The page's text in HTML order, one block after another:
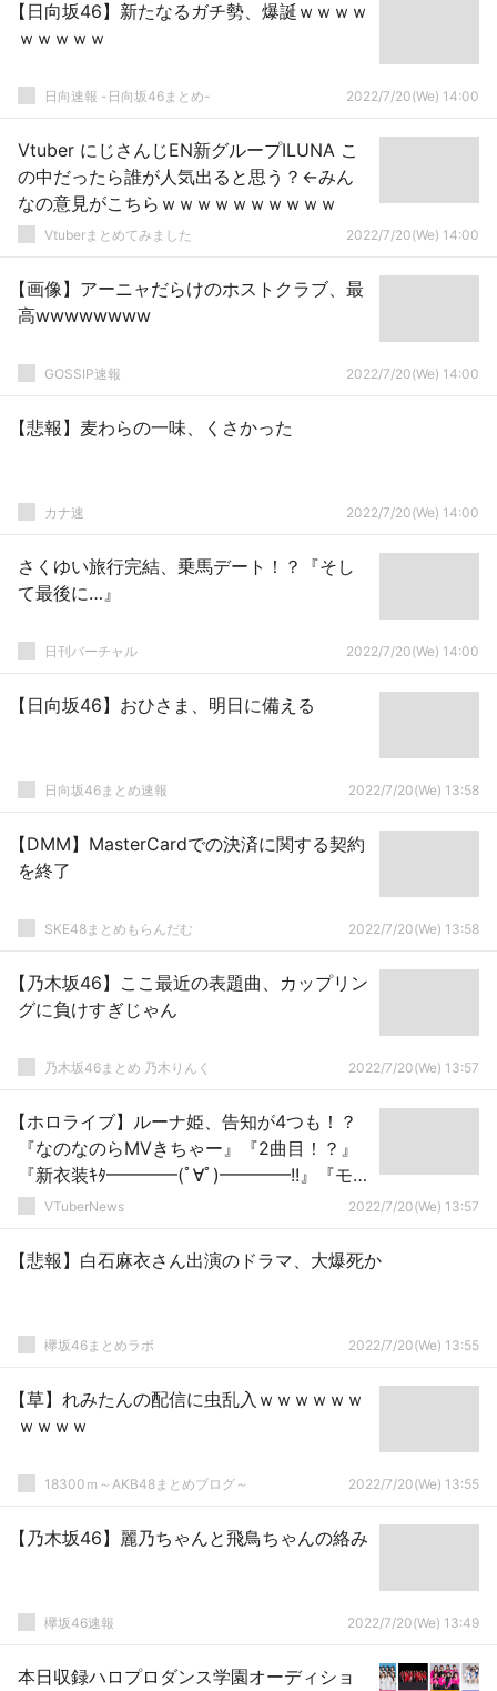
【日向坂46】新たなるガチ勢、爆誕ｗｗｗｗ
ｗｗｗｗｗ
日向速報 -日向坂46まとめ- 2022/7/20(We) 14:00
Vtuber にじさんじEN新グループILUNA こ
の中だったら誰が人気出ると思う？←みん
なの意見がこちらｗｗｗｗｗｗｗｗｗｗ
Vtuberまとめてみました 2022/7/20(We) 14:00
【画像】アーニャだらけのホストクラブ、最
高wwwwwwww
GOSSIP速報 2022/7/20(We) 14:00
【悲報】麦わらの一味、くさかった
カナ速 2022/7/20(We) 14:00
さくゆい旅行完結、乗馬デート！？『そし
て最後に…』
日刊バーチャル 2022/7/20(We) 14:00
【日向坂46】おひさま、明日に備える
日向坂46まとめ速報 2022/7/20(We) 13:58
【DMM】MasterCardでの決済に関する契約
を終了
SKE48まとめもらんだむ 2022/7/20(We) 13:58
【乃木坂46】ここ最近の表題曲、カップリン
グに負けすぎじゃん
乃木坂46まとめ 乃木りんく 2022/7/20(We) 13:57
【ホロライブ】ルーナ姫、告知が4つも！？
『なのなのらMVきちゃー』『2曲目！？』
『新衣装ｷﾀ━━━━(ﾟ∀ﾟ)━━━━!!』『モザ
イクきつすぎてわかんねえｗ』
VTuberNews 2022/7/20(We) 13:57
【悲報】白石麻衣さん出演のドラマ、大爆死か
欅坂46まとめラボ 2022/7/20(We) 13:55
【草】れみたんの配信に虫乱入ｗｗｗｗｗｗ
ｗｗｗｗ
18300ｍ～AKB48まとめブログ～ 2022/7/20(We) 13:55
【乃木坂46】麗乃ちゃんと飛鳥ちゃんの絡み
欅坂46速報 2022/7/20(We) 13:49
本日収録ハロプロダンス学園オーディショ